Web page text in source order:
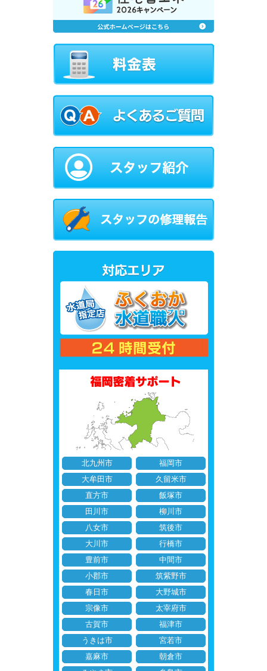
北九州市
福岡市
大牟田市
久留米市
直方市
飯塚市
田川市
柳川市
八女市
筑後市
大川市
行橋市
豊前市
中間市
小郡市
筑紫野市
春日市
大野城市
宗像市
太宰府市
古賀市
福津市
うきは市
宮若市
嘉麻市
朝倉市